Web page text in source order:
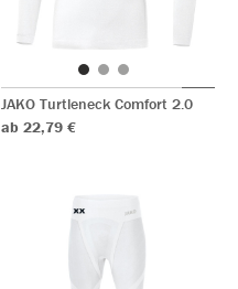
JAKO Turtleneck Comfort 2.0
ab 22,79 €